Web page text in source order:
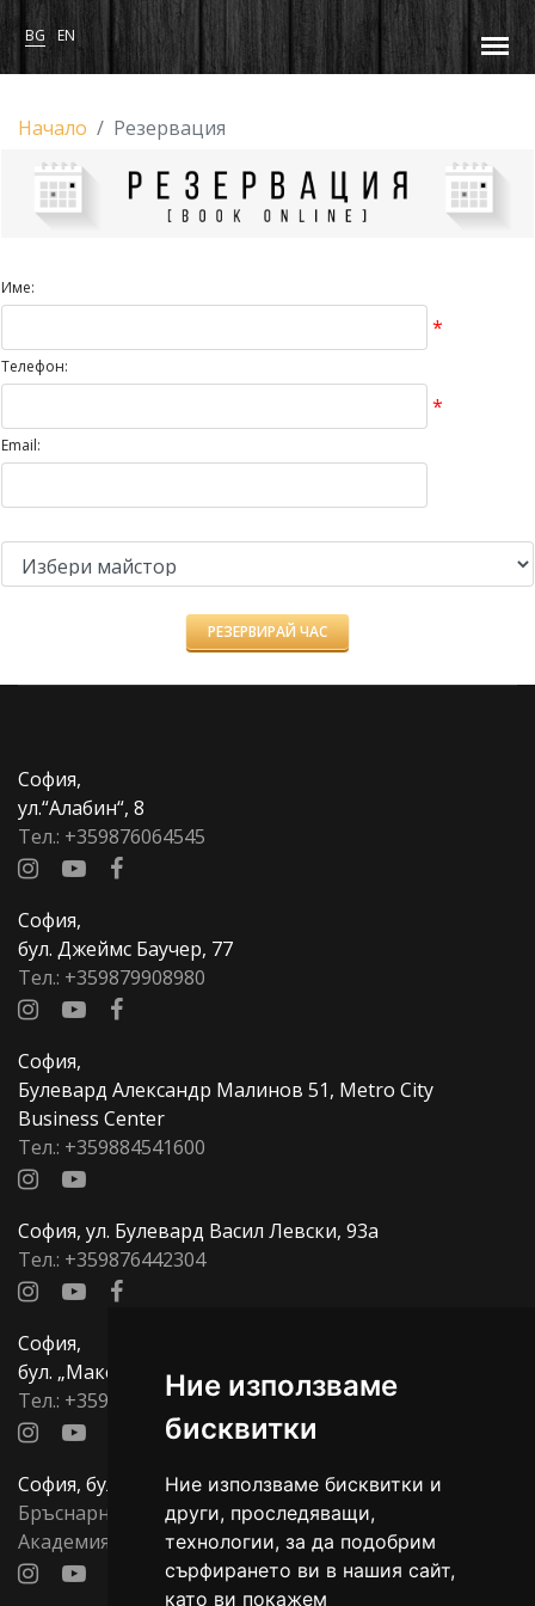
Ние използваме
бисквитки
Ние използваме бисквитки и
други, проследяващи,
технологии, за да подобрим
сърфирането ви в нашия сайт,
като ви покажем
BG EN
Начало Резервация
Име:
*
Телефон:
*
Email:
София,
ул.“Алабин“, 8
Тел.: +359876064545
София,
бул. Джеймс Баучер, 77
Тел.: +359879908980
София,
Булевард Александр Малинов 51, Metro City
Business Center
Тел.: +359884541600
София, ул. Булевард Васил Левски, 93а
Тел.: +359876442304
София,
бул. „Македония“, 33
Тел.: +359877700705
София, бул. Тодор Александров, 137
Бръснарница:
+359878815596,
Академия:
+359879557704